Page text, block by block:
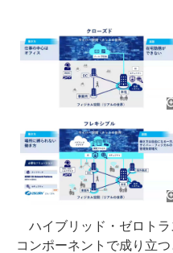
ハイブリッド・ゼロトラ
コンポーネントで成り立つ